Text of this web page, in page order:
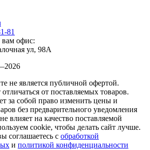
81
офис:
ул, 98А
не является публичной офертой.
от поставляемых товаров.
за собой право изменить цены и
без предварительного уведомления
влияет на качество поставляемой
cookie, чтобы делать сайт лучше.
соглашаетесь с обработкой
и политикой конфиденциальности